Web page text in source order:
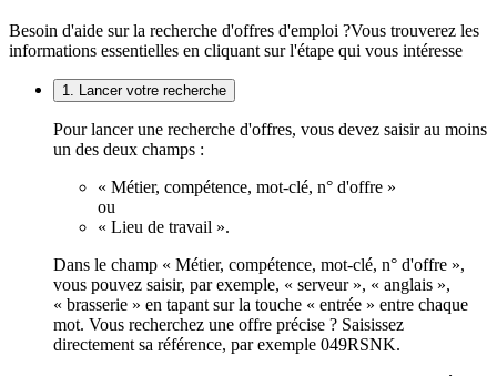
Besoin d'aide sur la recherche d'offres d'emploi ?Vous trouverez les
informations essentielles en cliquant sur l'étape qui vous intéresse
1. Lancer votre recherche
Pour lancer une recherche d'offres, vous devez saisir au moins
un des deux champs :
« Métier, compétence, mot-clé, n° d'offre »
ou
« Lieu de travail ».
Dans le champ « Métier, compétence, mot-clé, n° d'offre »,
vous pouvez saisir, par exemple, « serveur », « anglais »,
« brasserie » en tapant sur la touche « entrée » entre chaque
mot. Vous recherchez une offre précise ? Saisissez
directement sa référence, par exemple 049RSNK.